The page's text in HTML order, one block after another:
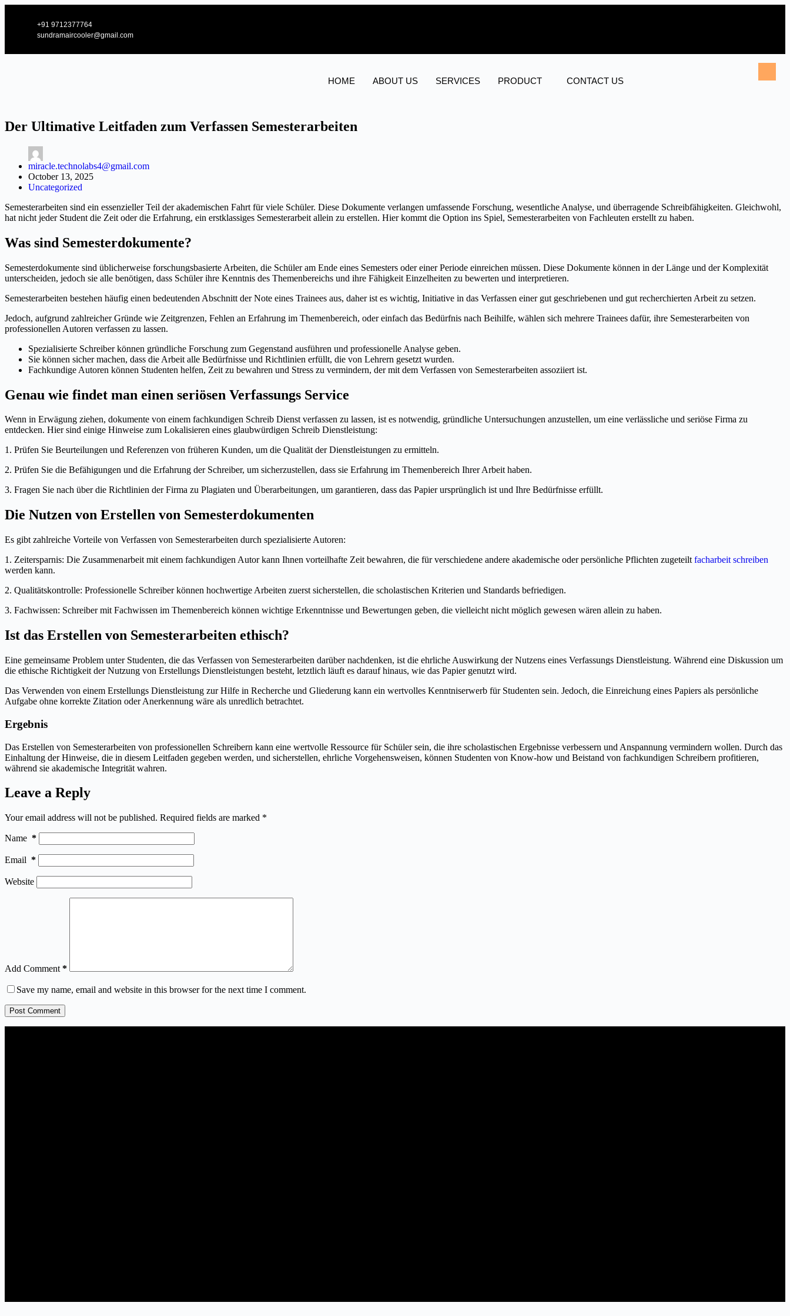
+91 9712377764
sundramaircooler@gmail.com
HOME ABOUT US SERVICES PRODUCT CONTACT US
Der Ultimative Leitfaden zum Verfassen Semesterarbeiten
miracle.technolabs4@gmail.com
October 13, 2025
Uncategorized
Semesterarbeiten sind ein essenzieller Teil der akademischen Fahrt für viele Schüler. Diese Dokumente verlangen umfassende Forschung, wesentliche Analyse, und überragende Schreibfähigkeiten. Gleichwohl,
hat nicht jeder Student die Zeit oder die Erfahrung, ein erstklassiges Semesterarbeit allein zu erstellen. Hier kommt die Option ins Spiel, Semesterarbeiten von Fachleuten erstellt zu haben.
Was sind Semesterdokumente?
Semesterdokumente sind üblicherweise forschungsbasierte Arbeiten, die Schüler am Ende eines Semesters oder einer Periode einreichen müssen. Diese Dokumente können in der Länge und der Komplexität
unterscheiden, jedoch sie alle benötigen, dass Schüler ihre Kenntnis des Themenbereichs und ihre Fähigkeit Einzelheiten zu bewerten und interpretieren.
Semesterarbeiten bestehen häufig einen bedeutenden Abschnitt der Note eines Trainees aus, daher ist es wichtig, Initiative in das Verfassen einer gut geschriebenen und gut recherchierten Arbeit zu setzen.
Jedoch, aufgrund zahlreicher Gründe wie Zeitgrenzen, Fehlen an Erfahrung im Themenbereich, oder einfach das Bedürfnis nach Beihilfe, wählen sich mehrere Trainees dafür, ihre Semesterarbeiten von
professionellen Autoren verfassen zu lassen.
Spezialisierte Schreiber können gründliche Forschung zum Gegenstand ausführen und professionelle Analyse geben.
Sie können sicher machen, dass die Arbeit alle Bedürfnisse und Richtlinien erfüllt, die von Lehrern gesetzt wurden.
Fachkundige Autoren können Studenten helfen, Zeit zu bewahren und Stress zu vermindern, der mit dem Verfassen von Semesterarbeiten assoziiert ist.
Genau wie findet man einen seriösen Verfassungs Service
Wenn in Erwägung ziehen, dokumente von einem fachkundigen Schreib Dienst verfassen zu lassen, ist es notwendig, gründliche Untersuchungen anzustellen, um eine verlässliche und seriöse Firma zu
entdecken. Hier sind einige Hinweise zum Lokalisieren eines glaubwürdigen Schreib Dienstleistung:
1. Prüfen Sie Beurteilungen und Referenzen von früheren Kunden, um die Qualität der Dienstleistungen zu ermitteln.
2. Prüfen Sie die Befähigungen und die Erfahrung der Schreiber, um sicherzustellen, dass sie Erfahrung im Themenbereich Ihrer Arbeit haben.
3. Fragen Sie nach über die Richtlinien der Firma zu Plagiaten und Überarbeitungen, um garantieren, dass das Papier ursprünglich ist und Ihre Bedürfnisse erfüllt.
Die Nutzen von Erstellen von Semesterdokumenten
Es gibt zahlreiche Vorteile von Verfassen von Semesterarbeiten durch spezialisierte Autoren:
1. Zeitersparnis: Die Zusammenarbeit mit einem fachkundigen Autor kann Ihnen vorteilhafte Zeit bewahren, die für verschiedene andere akademische oder persönliche Pflichten zugeteilt facharbeit schreiben
werden kann.
2. Qualitätskontrolle: Professionelle Schreiber können hochwertige Arbeiten zuerst sicherstellen, die scholastischen Kriterien und Standards befriedigen.
3. Fachwissen: Schreiber mit Fachwissen im Themenbereich können wichtige Erkenntnisse und Bewertungen geben, die vielleicht nicht möglich gewesen wären allein zu haben.
Ist das Erstellen von Semesterarbeiten ethisch?
Eine gemeinsame Problem unter Studenten, die das Verfassen von Semesterarbeiten darüber nachdenken, ist die ehrliche Auswirkung der Nutzens eines Verfassungs Dienstleistung. Während eine Diskussion um
die ethische Richtigkeit der Nutzung von Erstellungs Dienstleistungen besteht, letztlich läuft es darauf hinaus, wie das Papier genutzt wird.
Das Verwenden von einem Erstellungs Dienstleistung zur Hilfe in Recherche und Gliederung kann ein wertvolles Kenntniserwerb für Studenten sein. Jedoch, die Einreichung eines Papiers als persönliche
Aufgabe ohne korrekte Zitation oder Anerkennung wäre als unredlich betrachtet.
Ergebnis
Das Erstellen von Semesterarbeiten von professionellen Schreibern kann eine wertvolle Ressource für Schüler sein, die ihre scholastischen Ergebnisse verbessern und Anspannung vermindern wollen. Durch das
Einhaltung der Hinweise, die in diesem Leitfaden gegeben werden, und sicherstellen, ehrliche Vorgehensweisen, können Studenten von Know-how und Beistand von fachkundigen Schreibern profitieren,
während sie akademische Integrität wahren.
Leave a Reply
Your email address will not be published. Required fields are marked *
Name *
Email *
Website
Add Comment *
Save my name, email and website in this browser for the next time I comment.
Post Comment